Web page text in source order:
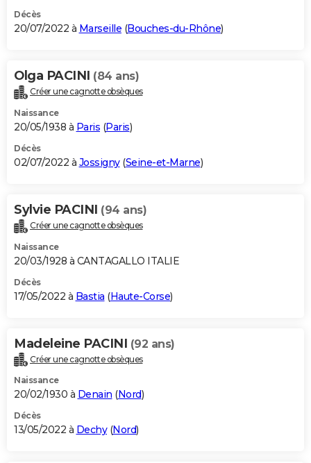
Décès
20/07/2022 à Marseille (Bouches-du-Rhône)
Olga PACINI (84 ans)
Créer une cagnotte obsèques
Naissance
20/05/1938 à Paris (Paris)
Décès
02/07/2022 à Jossigny(Seine-et-Marne)
Sylvie PACINI (94 ans)
Créer une cagnotte obsèques
Naissance
20/03/1928 à CANTAGALLO ITALIE
Décès
17/05/2022 à Bastia (Haute-Corse)
Madeleine PACINI (92 ans)
Créer une cagnotte obsèques
Naissance
20/02/1930 à Denain (Nord)
Décès
13/05/2022 à Dechy(Nord)